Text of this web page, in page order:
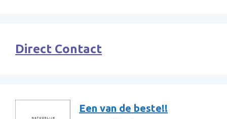
Direct Contact
Een van de beste!!